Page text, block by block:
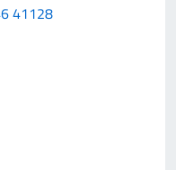
41128